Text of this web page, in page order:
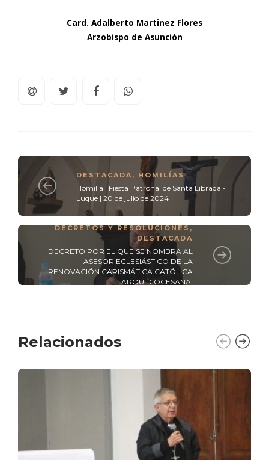
Card. Adalberto Martinez Flores
Arzobispo de Asunción
DESTACADA, HOMILÍAS
Homilía | Fiesta Patronal de Santa Librada -
Luque | 20 de julio de 2024
DECRETOS Y RESOLUCIONES,
DESTACADA
DECRETO POR EL QUE SE NOMBRA AL
ASESOR ECLESIÁSTICO DE LA
RENOVACIÓN CARISMÁTICA CATÓLICA
ARQUIDIOCESANA.
Relacionados